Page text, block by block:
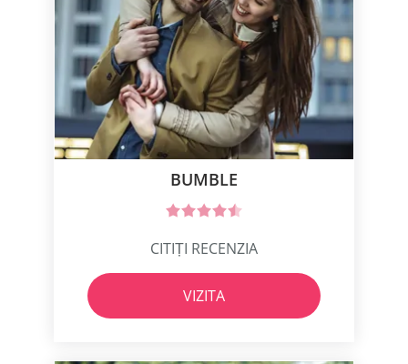
BUMBLE
CITIȚI RECENZIA
VIZITA